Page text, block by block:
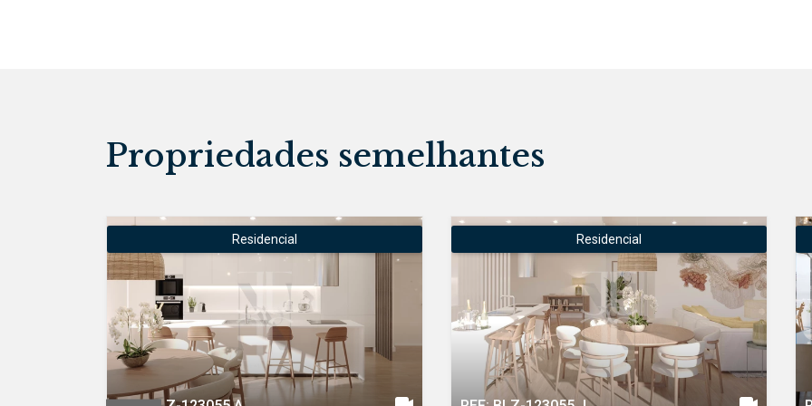
Propriedades semelhantes
Residencial Residencial